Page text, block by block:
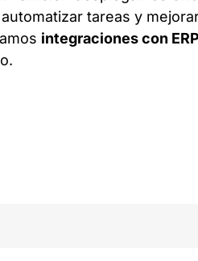
tareas y
integraciones con ERP